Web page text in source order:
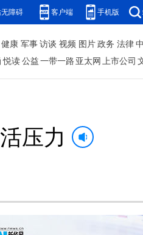
无障碍 客户端 手机版
健康 军事 访谈 视频 图片 政务 法律
悦读 公益 一带一路 亚太网 上市公司
压力